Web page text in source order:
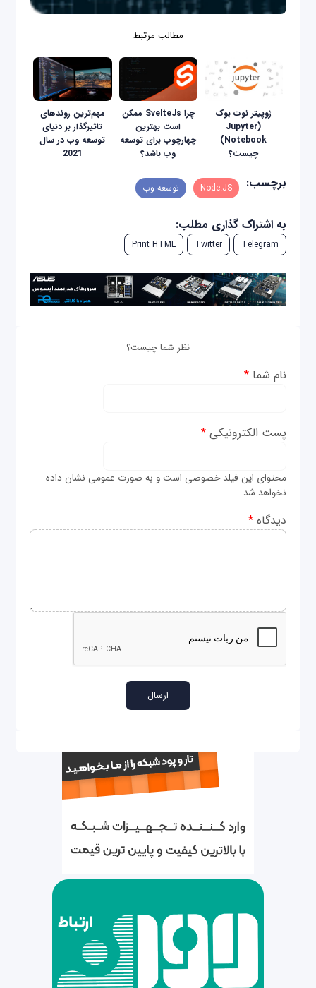
مطالب مرتبط
ژوپیتر نوت بوک
(Jupyter
Notebook)
چیست؟
چرا SvelteJs ممکن
است بهترین
چهارچوب برای توسعه
وب باشد؟
مهم‌ترین روندهای
تاثیرگذار بر دنیای
توسعه وب در سال
2021
برچسب: Node.JS توسعه وب
به اشتراک گذاری مطلب:
Telegram
Twitter
Print HTML
نظر شما چیست؟
نام شما*
پست الکترونیکی*
محتوای این فیلد خصوصی است و به صورت عمومی نشان داده
نخواهد شد.
دیدگاه*